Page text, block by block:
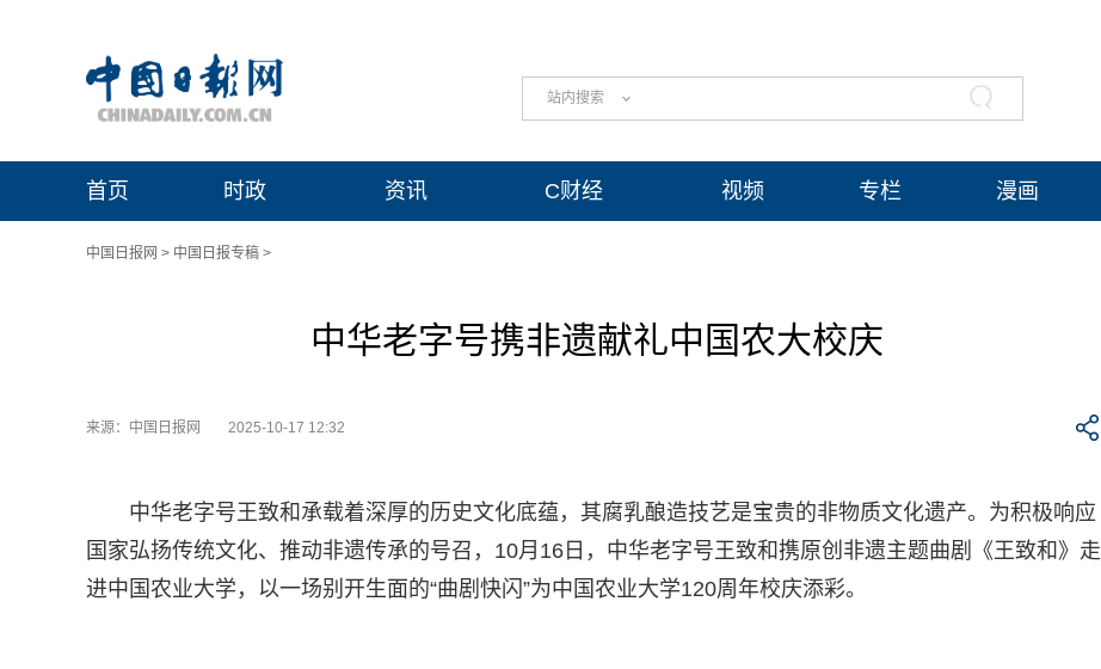
站内搜索
首页 时政 资讯 C财经 视频 专栏 漫画
中国日报网 > 中国日报专稿 >
中华老字号携非遗献礼中国农大校庆
来源：中国日报网 2025-10-17 12:32
中华老字号王致和承载着深厚的历史文化底蕴，其腐乳酿造技艺是宝贵的非物质文化遗产。为积极响应
国家弘扬传统文化、推动非遗传承的号召，10月16日，中华老字号王致和携原创非遗主题曲剧《王致和》走
进中国农业大学，以一场别开生面的“曲剧快闪”为中国农业大学120周年校庆添彩。